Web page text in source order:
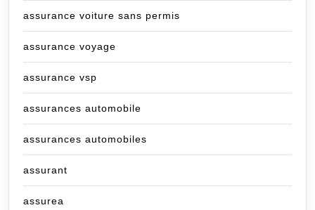
assurance voiture sans permis
assurance voyage
assurance vsp
assurances automobile
assurances automobiles
assurant
assurea